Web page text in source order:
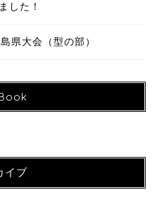
した！
県大会（型の部）
イブ